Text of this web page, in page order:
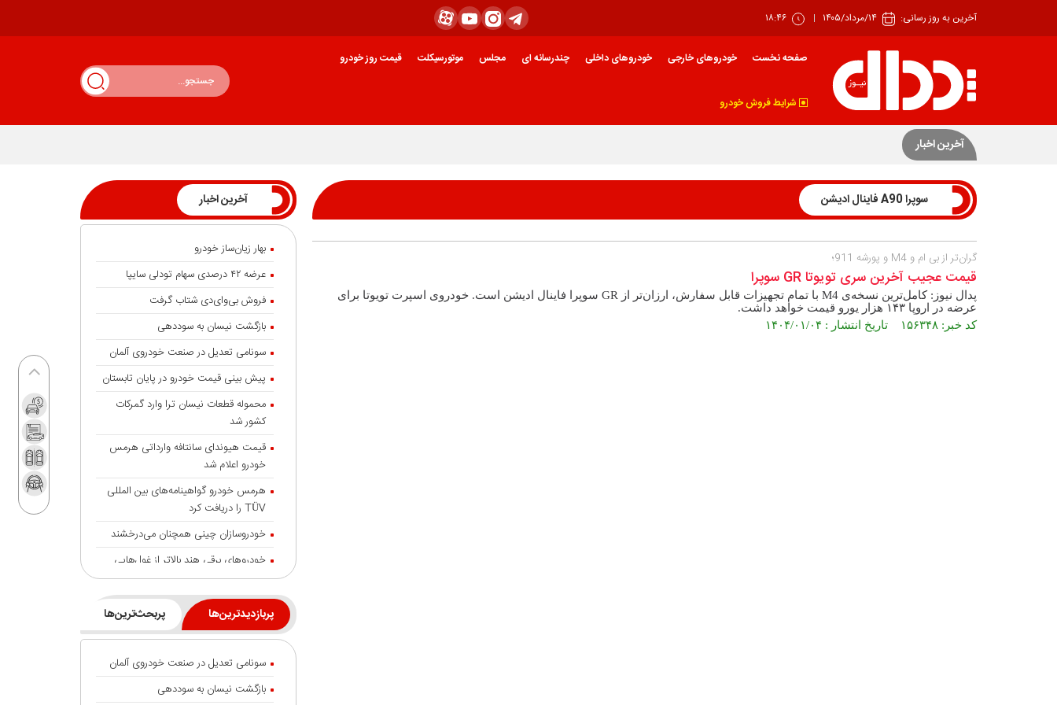
آخرین به روز رسانی: ۱۴/مرداد/۱۴۰۵ ۱۸:۴۶
صفحه نخست خودروهای خارجی خودروهای داخلی چندرسانه ای مجلس موتورسیکلت قیمت روز خودرو
شرایط فروش خودرو
آخرین اخبار
سوپرا A90 فاینال ادیشن
گران‌تر از بی ام و M4 و پورشه 911؛
قیمت عجیب آخرین سری تویوتا GR سوپرا
پدال نیوز: کامل‌ترین نسخه‌ی M4 با تمام تجهیزات قابل سفارش، ارزان‌تر از GR سوپرا فاینال ادیشن است. خودروی اسپرت تویوتا برای
عرضه در اروپا ۱۴۳ هزار یورو قیمت خواهد داشت.
کد خبر: ۱۵۶۳۴۸ تاریخ انتشار : ۱۴۰۴/۰۱/۰۴
آخرین اخبار
بهار زیان‌ساز خودرو
عرضه ۴۲ درصدی سهام تودلی سایپا
فروش بی‌وای‌دی شتاب گرفت
بازگشت نیسان به سوددهی
سونامی تعدیل در صنعت خودروی آلمان
پیش بینی قیمت خودرو در پایان تابستان
محموله قطعات نیسان ترا وارد گمرکات
کشور شد
قیمت هیوندای سانتافه وارداتی هرمس
خودرو اعلام شد
هرمس خودرو گواهینامه‌های بین المللی
TÜV را دریافت کرد
خودروسازان چینی همچنان می‌درخشند
خودروهای برقی هند بالاتر از غول‌هایی
مانند تسلا و بی‌وای‌دی
شایعه گرانی بنزین، قیمت خودروهای برقی
را بالا برد
جزئیات تردد خودرو با پلاک منطقه آزاد
انزلی
پربازدیدترین‌ها پربحث‌ترین‌ها
سونامی تعدیل در صنعت خودروی آلمان
بازگشت نیسان به سوددهی